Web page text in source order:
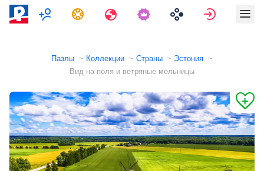
Мультиплеер
Задания Путешествия Войти
Пазлы Коллекции Страны
Эстония
Вид на поля и ветряные мельницы